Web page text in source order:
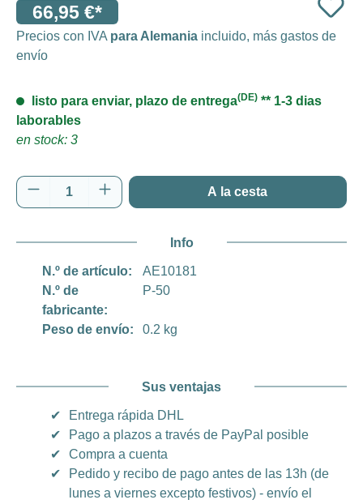
66,95 €*
Precios con IVA para Alemania incluido, más gastos de
envío
listo para enviar, plazo de entrega(DE) ** 1-3 dias
laborables
en stock: 3
Cantidad del producto: introduce la
A la cesta
Info
N.º de artículo:
AE10181
N.º de
fabricante:
P-50
Peso de envío: 0.2 kg
Sus ventajas
✔
Entrega rápida DHL
✔
Pago a plazos a través de PayPal posible
✔
Compra a cuenta
✔
Pedido y recibo de pago antes de las 13h (de
lunes a viernes excepto festivos) - envío el